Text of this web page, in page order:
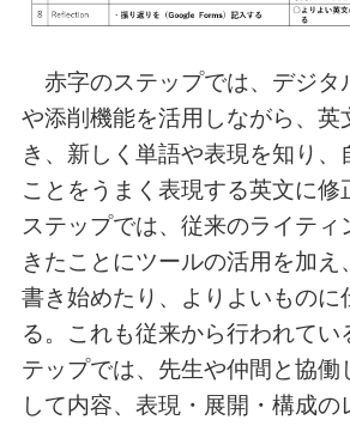
赤字のステップでは、デジタ
や添削機能を活用しながら、英
き、新しく単語や表現を知り、
ことをうまく表現する英文に修
ステップでは、従来のライティ
きたことにツールの活用を加え
書き始めたり、よりよいものに
る。これも従来から行われてい
テップでは、先生や仲間と協働
して内容、表現・展開・構成の